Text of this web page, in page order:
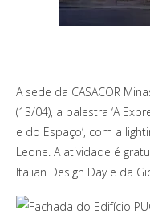
A sede da CASACOR
(13/04), a palestra ‘A
e do Espaço’, com a
Leone. A atividade é
Italian Design Day e da